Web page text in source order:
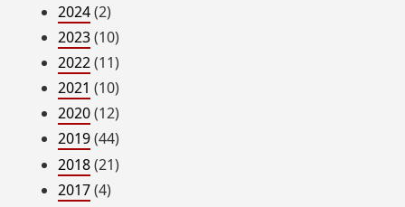
2024(2)
2023(10)
2022(11)
2021 (10)
2020(12)
2019(44)
2018(21)
2017(4)